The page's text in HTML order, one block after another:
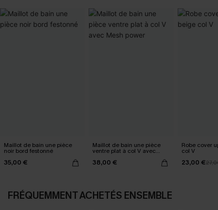
Maillot de bain une pièce
noir bord festonné
35,00 €
Maillot de bain une pièce
ventre plat à col V avec
Mesh power
38,00 €
Robe cover
col V
23,00 €
FRÉQUEMMENT ACHETÉS ENSEMBLE